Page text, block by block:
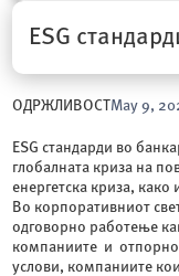
ESG
ОДРЖЛИВОСТMay 9,
ESG стандарди во
глобалната криза на
енергетска криза,
Во корпоративниот
одговорно работење
компаниите и
услови, компаниите